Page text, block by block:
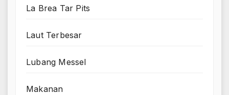
La Brea Tar Pits
Laut Terbesar
Lubang Messel
Makanan